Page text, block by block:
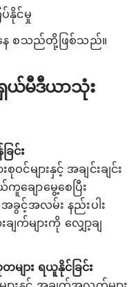
နိုင်မှု
နေ စသည်တို့ဖြစ်သည်။
ယ်မီဒီယာသုံး
င်း
င်များနှင့် အချင်းချင်း
ောမွေ့စေပြီး
င့်အလမ်း နည်းပါး
က်များကို လျှော့ချ
ား ရယူနိုင်ခြင်း